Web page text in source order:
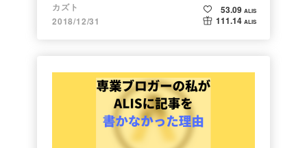
カズト
2018/12/31
53.09 ALIS
111.14 ALIS